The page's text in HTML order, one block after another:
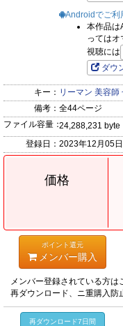
Androidでご利
本作品は
ってはオ
視聴には
ダウ
キー： リーマン 美容師
備考： 全44ページ
ファイル容量：24,288,231
登録日： 2023年12月05日
価格
ポイント還元
メンバー購入
メンバー登録されている方は
再ダウンロード、ニ重購入
再ダウンロード7日間